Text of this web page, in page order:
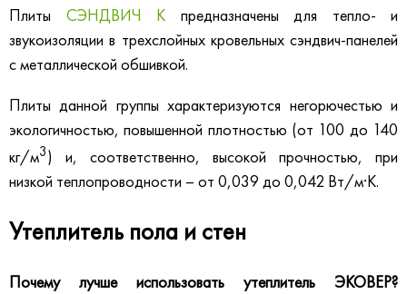
Плиты СЭНДВИЧ К предназначены для тепло- и
звукоизоляции в трехслойных кровельных сэндвич-панелей
с металлической обшивкой.
Плиты данной группы характеризуются негорючестью и
экологичностью, повышенной плотностью (от 100 до 140
кг/м3) и, соответственно, высокой прочностью, при
низкой теплопроводности – от 0,039 до 0,042 Вт/м·К.
Утеплитель пола и стен
Почему лучше использовать утеплитель ЭКОВЕР?